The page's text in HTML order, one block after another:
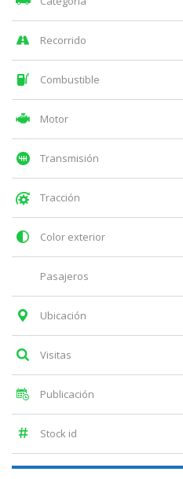
Recorrido
Combustible
Motor
Transmisión
Tracción
Color exterior
Pasajeros
Ubicación
Visitas
Publicación
Stock id